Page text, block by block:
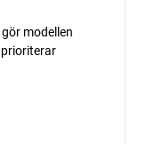
modellen